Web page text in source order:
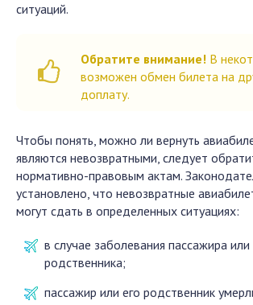
ситуаций.
Обратите внимание! В
возможен обмен билета на
доплату.
Чтобы понять, можно ли вернуть
являются невозвратными, следует
нормативно-правовым актам.
установлено, что невозвратные
могут сдать в определенных ситуациях:
в случае заболевания пассажира или
родственника;
пассажир или его родственник